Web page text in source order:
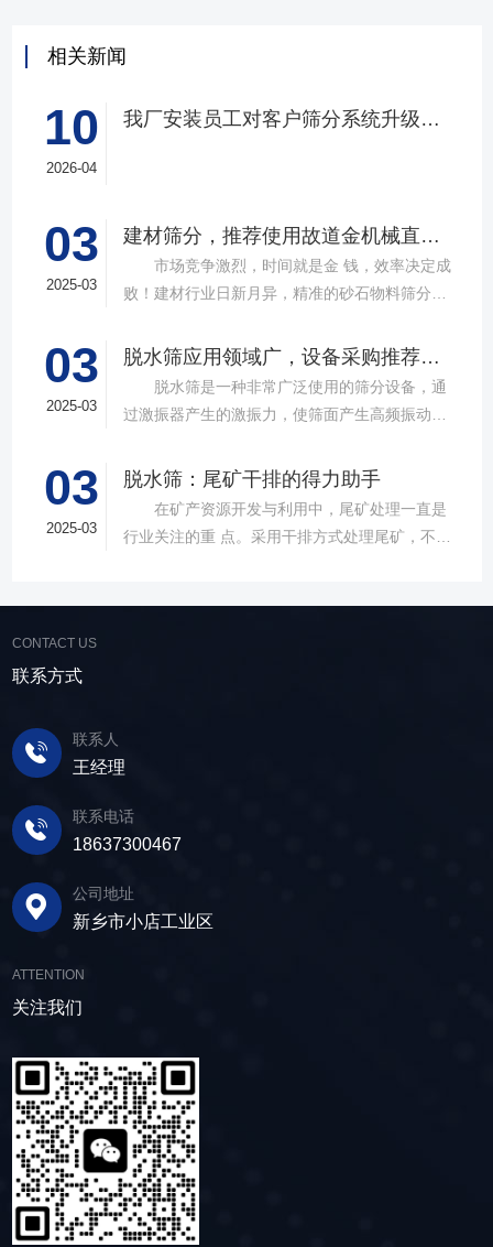
相关新闻
10
2026-04
我厂安装员工对客户筛分系统升级改造完工，客户很满意，我们也很高兴！
03
2025-03
建材筛分，推荐使用故道金机械直线筛
市场竞争激烈，时间就是金 钱，效率决定成
败！建材行业日新月异，精准的砂石物料筛分工
故道金机械，深耕振动筛分领域三十载，推出多
款高质量直线筛设备，以稳定的筛分质量，强大
的处理能力，提供建材砂石物料筛分解决方
队，产品设计时考虑机械结构、动力学特性和操
作便捷性，其生产的直线筛产品使用时，物料在
筛面快速且均匀分布，筛孔不堵塞，筛分效率
质量材料，生产环节层层把控，生产出的振动筛
定作业。另外，该直线筛设备维护保养便捷，只
需要定期检查、清洁、添加润滑油，即可保证振
领未来 追求筛分效率的同时，故道金机械也
积极响应国家环保政策，部分直线筛筛体采用全
建材物料的筛分效率，欢迎随时D体育·电子（中
国）官方网站，故道金机械将提供高质量的产
品，竭诚为您服务！
03
2025-03
脱水筛应用领域广，设备采购推荐选择实力厂家
脱水筛是一种非常广泛使用的筛分设备，通
过激振器产生的激振力，使筛面产生高频振动，
与液体之间的分离。在多个行业中，脱水筛都发
筛协助去除多余的水分，以便于尾矿的堆放或再
泥中的水分去除，使其达到后续加工的要
石料厂的水洗砂脱水处理。水洗砂在生产过程中
需要去除表面的泥土和杂质，这时候就需要用脱
水筛，通过脱水筛对物料进行处理，可以确保砂
子的质量符合建筑要求，为建筑工程提供高质量
脱水筛的重要性有了更加清晰地认识，在产品采
购时，也一定要擦亮眼睛。故道金机械深耕振动
筛分行业多年，拥有丰富的生产经验和出色的技
术实力，我们生产的脱水筛产品，品质稳定，生
产效率高，使用维护便利，能够满足不同行业，
不同客户的多样化需求，助力生产提效。
03
2025-03
脱水筛：尾矿干排的得力助手
在矿产资源开发与利用中，尾矿处理一直是
行业关注的重 点。采用干排方式处理尾矿，不仅
使筛面产生高频振动，含水物料进入振动筛后，
体之间的分离。 脱水筛筛板采用模块式设
计，无需螺栓即可安装，维护更换便捷，仅需要
的时间。其筛网具备自清洁功能，可轻松清除粘
附在筛网上的物料，预防筛料堵网。此外，脱水
要求，支持24小时不间断的连续干排作业，提升
生产线脱水效率。 ▲脱水振动筛 脱水筛
适用于金属矿山、非金属矿山以及煤矿等领域的
尾矿处理。通过脱水筛的处理，尾矿的含水量大
大降低，干排效果好，为矿山企业带来了显著的
经济效益和社会效益。脱水筛同样适用于电力、
制糖、制盐、污水厂等领域，助力对细颗粒物料
CONTACT US
联系方式
联系人
王经理
联系电话
18637300467
公司地址
新乡市小店工业区
ATTENTION
关注我们